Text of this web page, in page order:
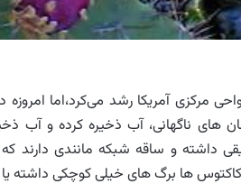
مرکزی آمریکا رشد می‌کرد،اما
های ناگهانی، آب ذخیره کرده و آب
داشته و ساقه شبکه مانندی دارند
ها برگ های خیلی کوچکی داشته یا